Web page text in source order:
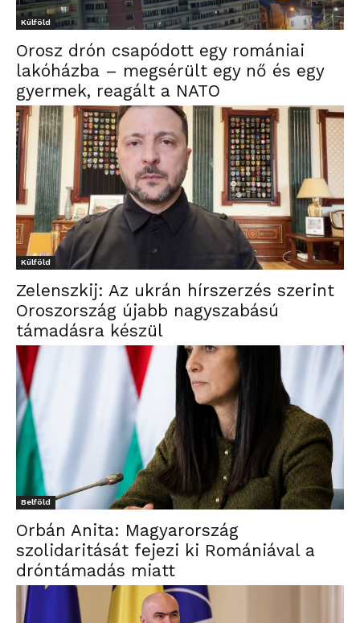
Külföld
Orosz drón csapódott egy romániai
lakóházba – megsérült egy nő és egy
gyermek, reagált a NATO
Külföld
Zelenszkij: Az ukrán hírszerzés szerint
Oroszország újabb nagyszabású
támadásra készül
Belföld
Orbán Anita: Magyarország
szolidaritását fejezi ki Romániával a
dróntámadás miatt